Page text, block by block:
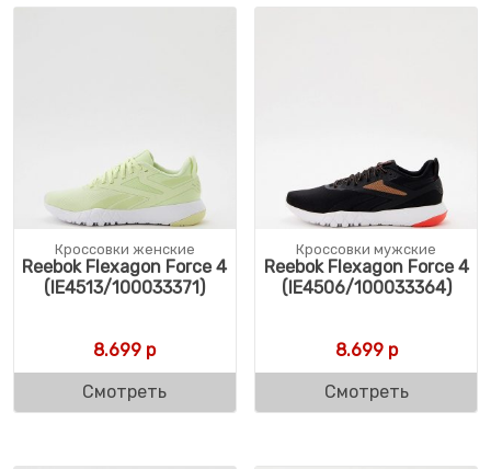
Кроссовки женские
Reebok Flexagon Force 4
(IE4513/100033371)
8.699 р
Смотреть
Кроссовки мужские
Reebok Flexagon Force 4
(IE4506/100033364)
8.699р
Смотреть